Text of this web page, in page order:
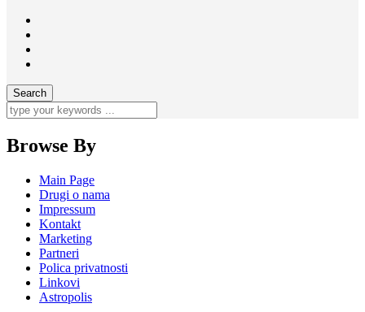
Browse By
Main Page
Drugi o nama
Impressum
Kontakt
Marketing
Partneri
Polica privatnosti
Linkovi
Astropolis